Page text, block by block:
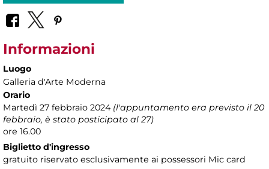
Informazioni
Luogo
Galleria d'Arte Moderna
Orario
Martedì 27 febbraio 2024 (l'appuntamento era previsto il 20
febbraio, è stato posticipato al 27)
ore 16.00
Biglietto d'ingresso
gratuito riservato esclusivamente ai possessori Mic card